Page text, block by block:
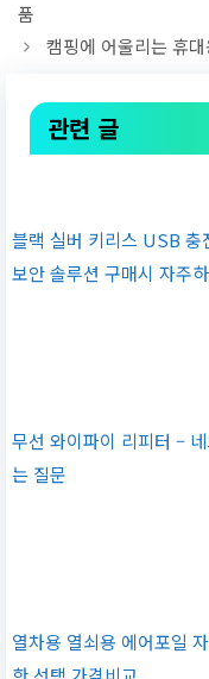
품
캠핑에 어울리는 휴
관련 글
블랙 실버 키리스 USB 충
보안 솔루션 구매시 자주
무선 와이파이 리피터 –
는 질문
열차용 열쇠용 에어포일